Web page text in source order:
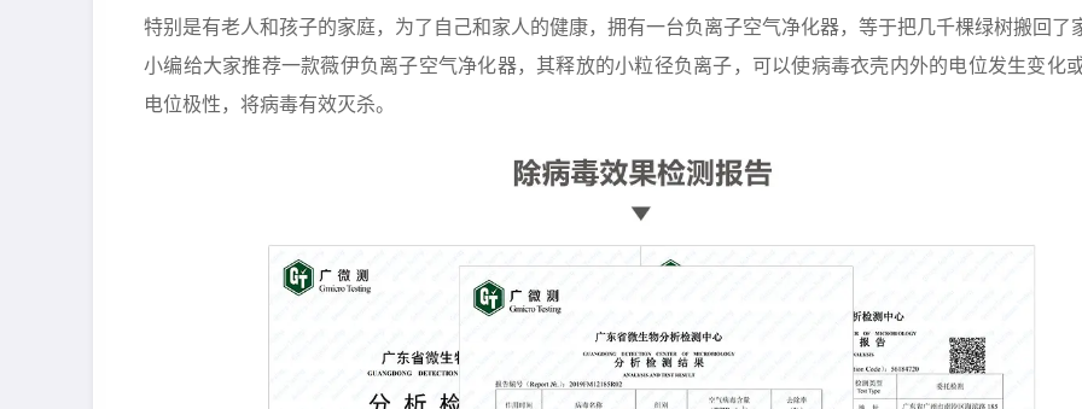
特别是有老人和孩子的家庭，为了自己和家人的健康，拥有一台负离子空气净化器，等于把几千棵绿树搬回了
小编给大家推荐一款薇伊负离子空气净化器，其释放的小粒径负离子，可以使病毒衣壳内外的电位发生变化
电位极性，将病毒有效灭杀。